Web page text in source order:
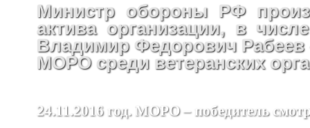
Министр обороны РФ
актива организации, в
Владимир Федорович Рабеев
МОРО среди ветеранских
24.11.2016 год. МОРО – победитель